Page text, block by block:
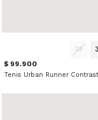
38
$ 99.900
Tenis Urban Runner Contrast